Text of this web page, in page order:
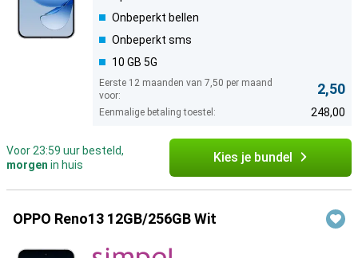
Onbeperkt bellen
Onbeperkt sms
10 GB 5G
Eerste 12 maanden van 7,50 per maand
voor:
2,50
Eenmalige betaling toestel: 248,00
Voor 23:59 uur besteld,
morgen in huis Kies je bundel
OPPO Reno13 12GB/256GB Wit